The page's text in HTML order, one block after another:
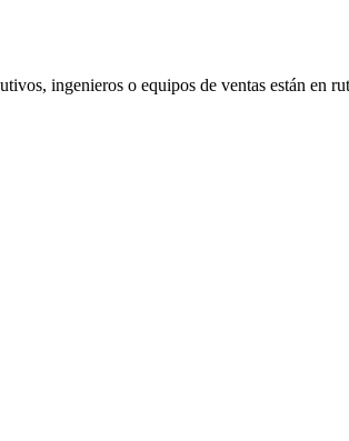
ingenieros o equipos de ventas están en